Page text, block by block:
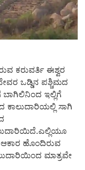
ಕರುವರ್ತಿ ಈಶ್ವರ
ಒಡ್ಡಿನ ಪಶ್ಚಿಮದ
ಬಾಗಿಲಿನಿಂದ ಇಲ್ಲಿಗೆ
ಕಾಲುದಾರಿಯಲ್ಲಿ ಸಾಗಿ
ಆಕಾರ ಹೊಂದಿರುವ
ಮಾತ್ರವೇ